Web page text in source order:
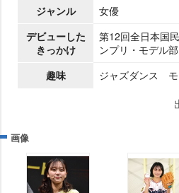
ジャンル
女優
デビューした
きっかけ
第12回全日本国
ンプリ・モデル
趣味
ジャズダンス モ
画像